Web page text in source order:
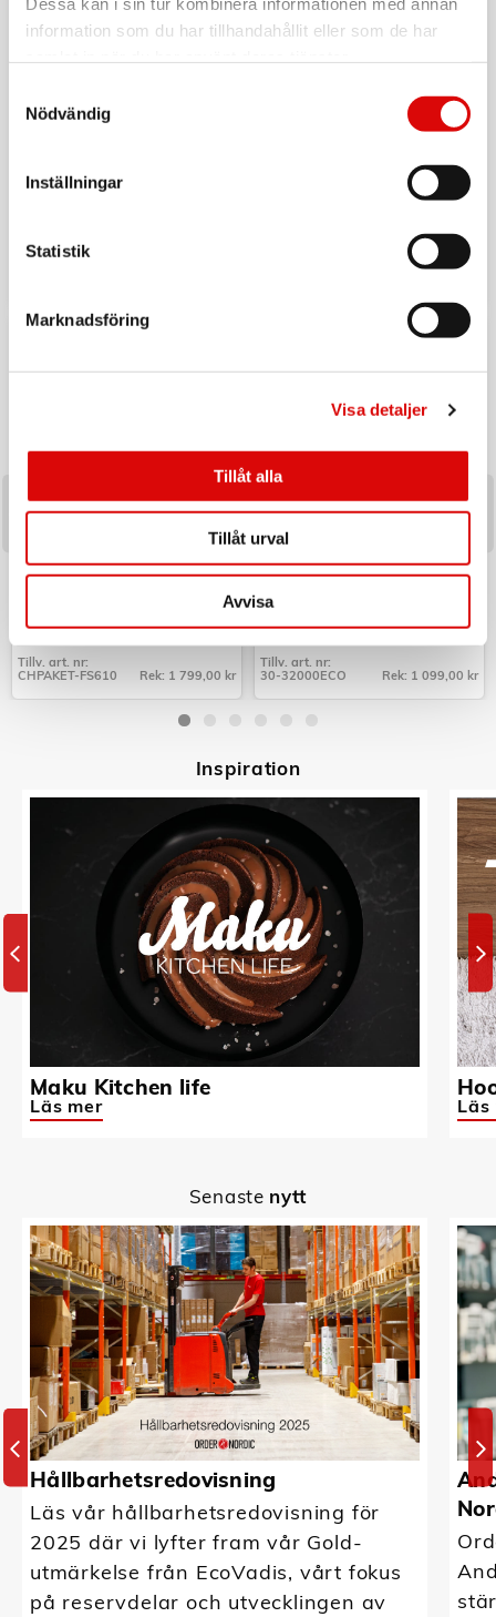
information som du har tillhandahållit eller som de har
Nödvändig
Inställningar
Statistik
Marknadsföring
Visa detaljer
Tillåt alla
Tillåt urval
Avvisa
Ladda upp inför hösten med ett handplockat sortiment av
produkter utvalda för säsongens efterfrågan och
CHAMPION
Paket Frukostserie Creme White
Art nr:
CHPAKET-FS610
Tillv. art. nr:
CHPAKET-FS610
Rek: 1 799,00 kr
C3
Perkolator Design Borstat
Rostfritt stål 10kp
Art nr:
30-32000ECO
Tillv. art. nr:
30-32000ECO
Rek: 1 099,00 kr
Inspiration
Maku Kitchen life
Läs mer Läs
Senaste nytt
Hållbarhetsredovisning
Läs vår hållbarhetsredovisning för
2025 där vi lyfter fram vår Gold-
utmärkelse från EcoVadis, vårt fokus
på reservdelar och utvecklingen av